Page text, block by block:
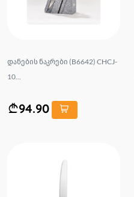
დანების ნაკრები (B6642) CHCJ-
10...
94.90